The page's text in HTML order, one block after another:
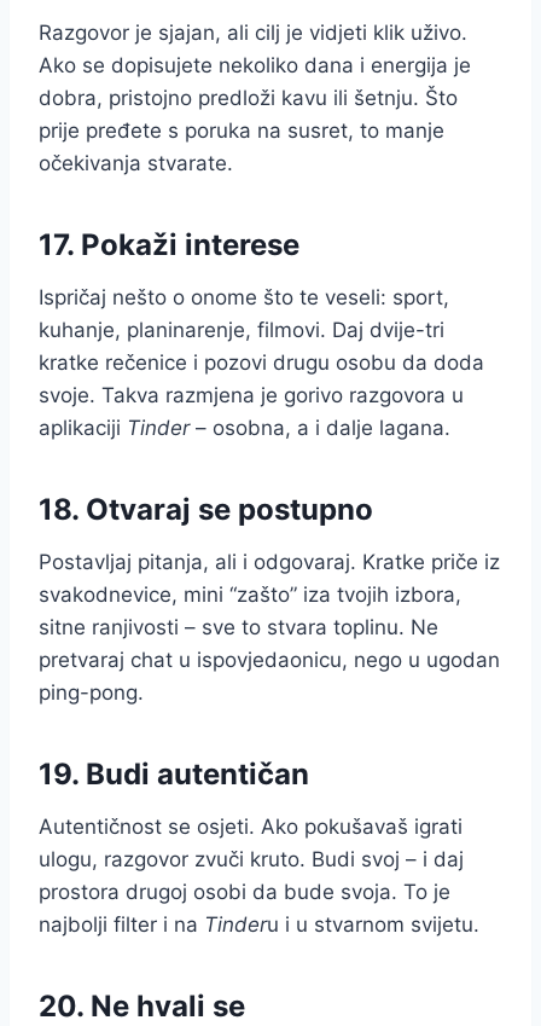
Razgovor je sjajan, ali cilj je vidjeti klik uživo.
Ako se dopisujete nekoliko dana i energija je
dobra, pristojno predloži kavu ili šetnju. Što
prije pređete s poruka na susret, to manje
očekivanja stvarate.
17. Pokaži interese
Ispričaj nešto o onome što te veseli: sport,
kuhanje, planinarenje, filmovi. Daj dvije-tri
kratke rečenice i pozovi drugu osobu da doda
svoje. Takva razmjena je gorivo razgovora u
aplikaciji Tinder– osobna, a i dalje lagana.
18. Otvaraj se postupno
Postavljaj pitanja, ali i odgovaraj. Kratke priče iz
svakodnevice, mini “zašto” iza tvojih izbora,
sitne ranjivosti – sve to stvara toplinu. Ne
pretvaraj chat u ispovjedaonicu, nego u ugodan
ping-pong.
19. Budi autentičan
Autentičnost se osjeti. Ako pokušavaš igrati
ulogu, razgovor zvuči kruto. Budi svoj – i daj
prostora drugoj osobi da bude svoja. To je
najbolji filter i na Tinderu i u stvarnom svijetu.
20. Ne hvali se